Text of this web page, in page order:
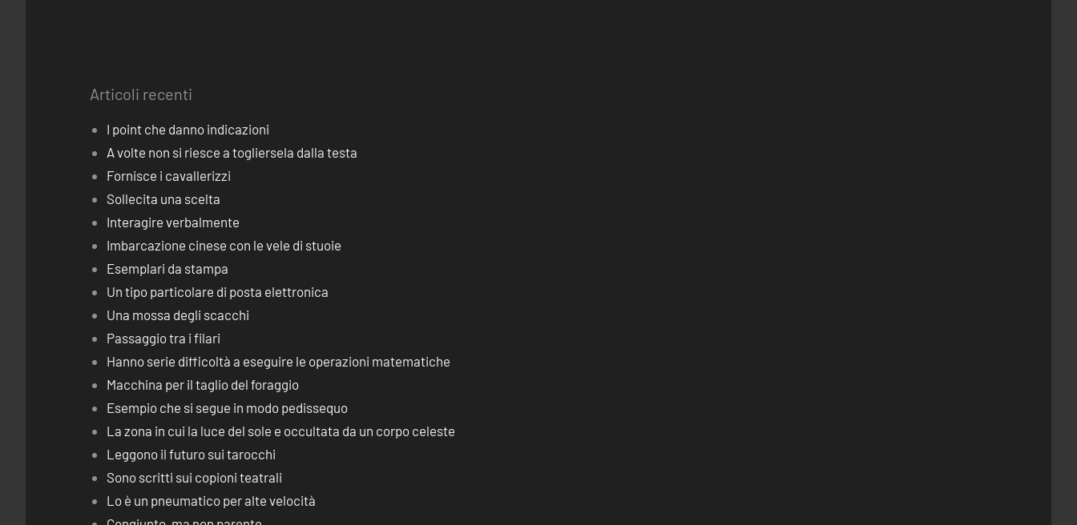
Articoli recenti
I point che danno indicazioni
A volte non si riesce a togliersela dalla testa
Fornisce i cavallerizzi
Sollecita una scelta
Interagire verbalmente
Imbarcazione cinese con le vele di stuoie
Esemplari da stampa
Un tipo particolare di posta elettronica
Una mossa degli scacchi
Passaggio tra i filari
Hanno serie difficoltà a eseguire le operazioni matematiche
Macchina per il taglio del foraggio
Esempio che si segue in modo pedissequo
La zona in cui la luce del sole e occultata da un corpo celeste
Leggono il futuro sui tarocchi
Sono scritti sui copioni teatrali
Lo è un pneumatico per alte velocità